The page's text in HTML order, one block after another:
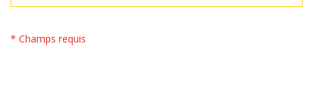
* Champs requis